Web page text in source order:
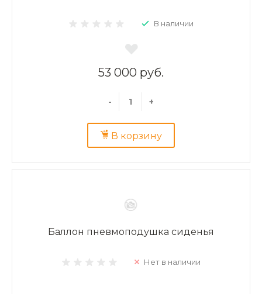
В наличии
53 000 руб.
- +
В корзину
Баллон пневмоподушка сиденья
Нет в наличии